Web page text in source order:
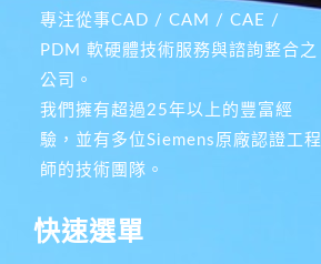
專注從事CAD / CAM / CAE /
PDM 軟硬體技術服務與諮詢整合之
公司。
我們擁有超過25年以上的豐富經
驗，並有多位Siemens原廠認證工程
師的技術團隊。
快速選單